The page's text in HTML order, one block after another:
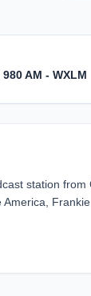
980 AM - WXLM
station